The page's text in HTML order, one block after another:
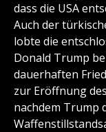
dass die USA
Auch der
lobte die
Donald Trump
dauerhaften
zur Eröffnung des
nachdem Trump